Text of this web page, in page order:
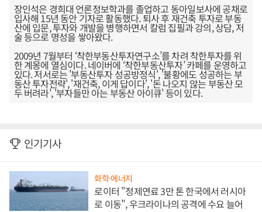
장인석은 경희대 언론정보학과를 졸업하고 동아일보사에 공채로
입사해 15년 동안 기자로 활동했다. 퇴사 후 재건축 투자로 부동
산에 입문, 투자와 개발을 병행하면서 칼럼 집필과 강의, 상담, 저
술 등으로 명성을 쌓아왔다.
2009년 7월부터 ‘착한부동산투자연구소’를 차려 착한투자를 위
한 계몽에 열심이다. 네이버에 ‘착한부동산투자’ 카페를 운영하고
있다. 저서로는 '부동산투자 성공방정식', '불황에도 성공하는 부
동산 투자전략', '재건축, 이게 답이다', '돈 나오지 않는 부동산 모
두 버려라', '부자들만 아는 부동산 아이큐' 등이 있다.
인기기사
화학·에너지
로이터 "정제연료 3만 톤 한국에서 러시아
로 이동", 우크라이나의 공격에 수요 늘어